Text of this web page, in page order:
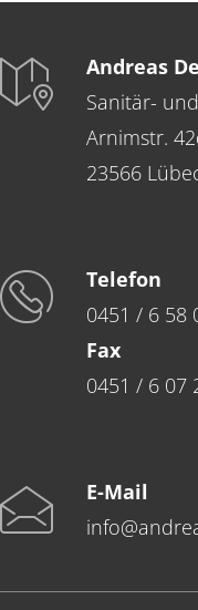
Andreas
Sanitär-
Arnimstr.
23566
Telefon
0451 / 6 58
Fax
0451 / 6 07
E-Mail